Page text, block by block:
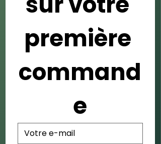
première
command
e